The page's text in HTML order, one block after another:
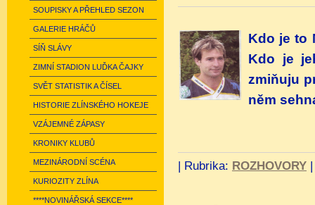
SOUPISKY A PŘEHLED SEZON
GALERIE HRÁČŮ
SÍŇ SLÁVY
ZIMNÍ STADION LUĎKA ČAJKY
SVĚT STATISTIK A ČÍSEL
HISTORIE ZLÍNSKÉHO HOKEJE
VZÁJEMNÉ ZÁPASY
KRONIKY KLUBŮ
MEZINÁRODNÍ SCÉNA
KURIOZITY ZLÍNA
****NOVINÁŘSKÁ SEKCE****
Kdo je to
Kdo je
zmiňuju
něm
| Rubrika: ROZHOVORY